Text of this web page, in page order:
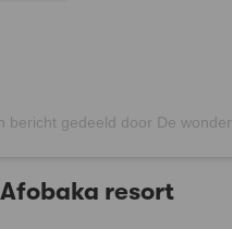
bericht gedeeld door De
resort